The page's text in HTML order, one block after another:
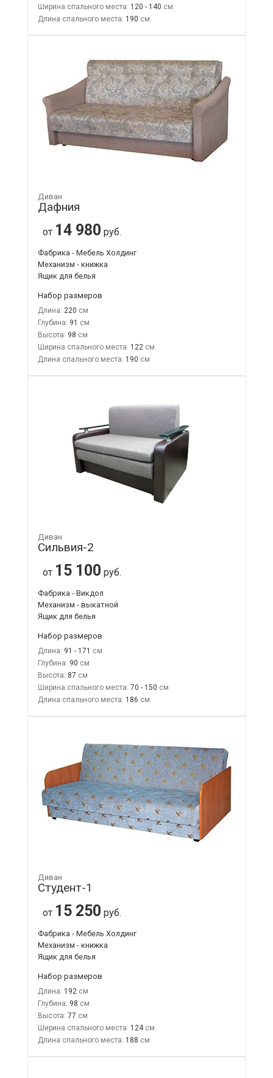
Ширина спального места: 120 - 140
Длина спального места: 190
Диван
Дафния
от 14 980 руб.
Фабрика - Мебель Холдинг
Механизм - книжка
Ящик для белья
Набор размеров
Длина: 220
Глубина: 91
Высота: 98
Ширина спального места: 122
Длина спального места: 190
Диван
Сильвия-2
от 15 100 руб.
Фабрика - Викдол
Механизм - выкатной
Ящик для белья
Набор размеров
Длина: 91 - 171
Глубина: 90
Высота: 87
Ширина спального места: 70 - 150
Длина спального места: 186
Диван
Студент-1
от 15 250 руб.
Фабрика - Мебель Холдинг
Механизм - книжка
Ящик для белья
Набор размеров
Длина: 192
Глубина: 98
Высота: 77
Ширина спального места: 124
Длина спального места: 188